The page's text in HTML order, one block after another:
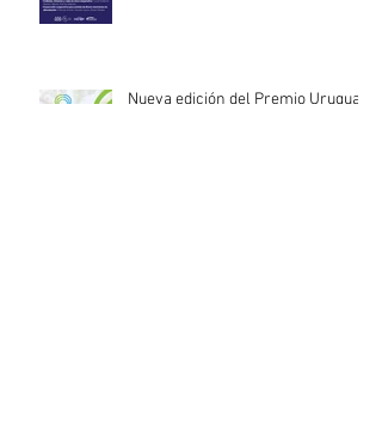
Nueva edición del Premio Uruguay